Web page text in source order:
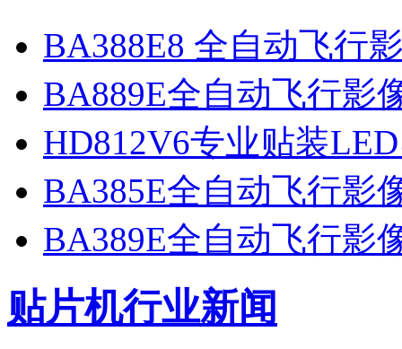
BA388E8 全自动飞行
BA889E全自动飞行影
HD812V6专业贴装
BA385E全自动飞行影
BA389E全自动飞行影
贴片机行业新闻